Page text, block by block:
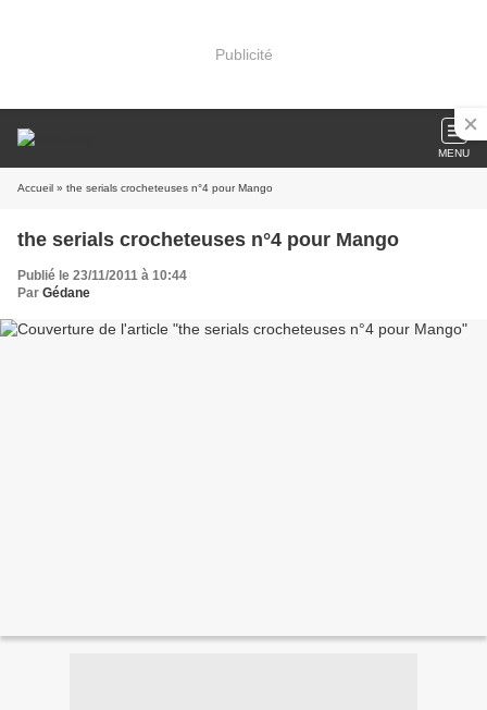
Publicité
MENU
Accueil » the serials crocheteuses n°4 pour Mango
the serials crocheteuses n°4 pour Mango
Publié le 23/11/2011 à 10:44
Par Gédane